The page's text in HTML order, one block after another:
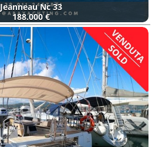
Jeanneau Nc 33
188.000 €